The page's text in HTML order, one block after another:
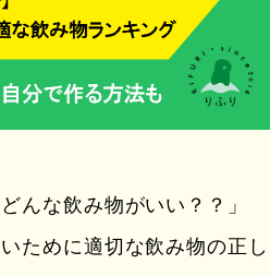
んな飲み物がいい？？」
ために適切な飲み物の正し